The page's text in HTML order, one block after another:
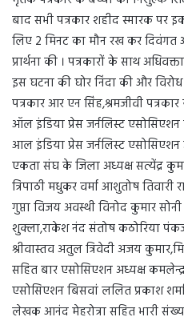
बाद सभी पत्रकार शहीद स्मारक पर
लिए 2 मिनट का मौन रख कर दिवंगत
प्रार्थना की । पत्रकारों के साथ
इस घटना की घोर निंदा की और
पत्रकार आर एन सिंह,श्रमजीवी
ऑल इंडिया प्रेस जर्नलिस्ट
आल इंडिया प्रेस जर्नलिस्ट
एकता संघ के जिला अध्यक्ष सत्येंद्र
त्रिपाठी मधुकर वर्मा आशुतोष तिवारी
गुप्ता विजय अवस्थी विनोद कुमार
शुक्ला,राकेश नंद संतोष कठोरिया
श्रीवास्तव अतुल त्रिवेदी अजय
सहित बार एसोसिएशन अध्यक्ष
एसोसिएशन बिसवां ललित प्रकाश
लेखक आनंद मेहरोत्रा सहित भारी